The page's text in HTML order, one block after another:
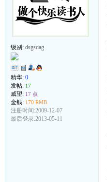
级别: dsgsdag
精华: 0
发帖: 17
威望: 17 点
金钱: 170 RMB
注册时间:2009-12-07
最后登录:2013-05-11